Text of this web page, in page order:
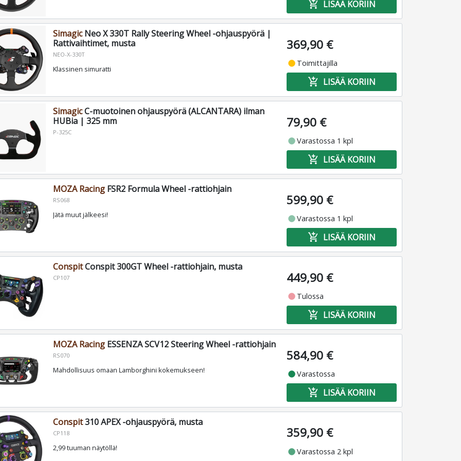
add_shopping_cart LISÄÄ KORIIN
SimagicNeo X 330T Rally Steering Wheel -ohjauspyörä |
Rattivaihtimet, musta
NEO-X-330T
Klassinen simuratti
369,90 €
fiber_manual_record Toimittajilla
add_shopping_cart LISÄÄ KORIIN
SimagicC-muotoinen ohjauspyörä (ALCANTARA) ilman
HUBia | 325 mm
P-325C
79,90 €
fiber_manual_recordVarastossa 1 kpl
add_shopping_cart LISÄÄ KORIIN
MOZA RacingFSR2 Formula Wheel -rattiohjain
RS068
Jätä muut jälkeesi!
599,90 €
fiber_manual_recordVarastossa 1 kpl
add_shopping_cart LISÄÄ KORIIN
ConspitConspit 300GT Wheel -rattiohjain, musta
CP107 449,90 €
fiber_manual_record Tulossa
add_shopping_cart LISÄÄ KORIIN
MOZA RacingESSENZA SCV12 Steering Wheel -rattiohjain
RS070
Mahdollisuus omaan Lamborghini kokemukseen!
584,90 €
fiber_manual_recordVarastossa
add_shopping_cart LISÄÄ KORIIN
Conspit310 APEX -ohjauspyörä, musta
CP118
2,99 tuuman näytöllä!
359,90 €
fiber_manual_recordVarastossa 2 kpl